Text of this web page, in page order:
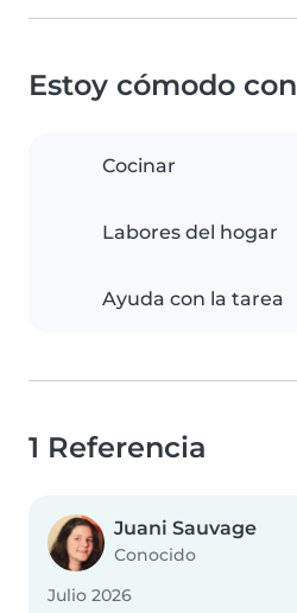
Estoy cómodo con
Cocinar
Labores del hogar
Ayuda con la tarea
1 Referencia
Juani Sauvage
Conocido
Julio 2026